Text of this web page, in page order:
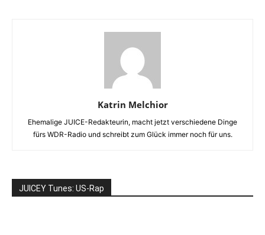
Katrin Melchior
Ehemalige JUICE-Redakteurin, macht jetzt verschiedene Dinge
fürs WDR-Radio und schreibt zum Glück immer noch für uns.
JUICEY Tunes: US-Rap